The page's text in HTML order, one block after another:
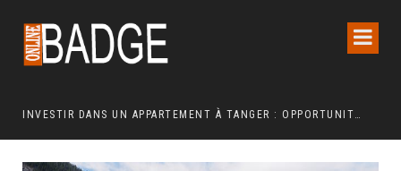
INVESTIR DANS UN APPARTEMENT À TANGER : OPPORTUNITÉS ET POINTS ESSENTIELS À CONNAÎTRE